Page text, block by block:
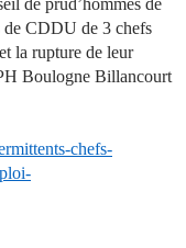
de prud’hommes de
CDDU de 3 chefs
la rupture de leur
Boulogne Billancourt
chefs-